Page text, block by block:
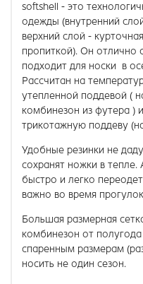
softshell - это
одежды (внутренний
верхний слой -
пропиткой). Он отлично
подходит для носки в
Рассчитан на
утепленной поддевой (
комбинезон из футера )
трикотажную поддеву
Удобные резинки не
сохранят ножки в
быстро и легко
важно во время
Большая размерная
комбинезон от
спаренным размерам
носить не один сезон.